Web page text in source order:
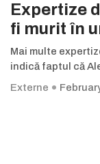
Expertize
fi murit în
Mai multe
indică faptul că
Externe